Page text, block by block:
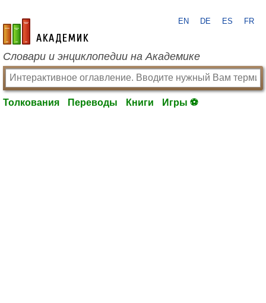
academic.ru
EN DE ES FR
Словари и энциклопедии на Академике
Толкования Переводы Книги Игры ⚽